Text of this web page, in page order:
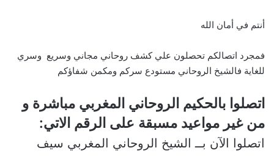
أنتم في أمان الله
فمجرد اتصالكم تحصلون علي كشف روحاني مجاني وسريع وسري
للغاية فالشيخ الروحاني مستودع سركم ومكمن شفاؤكم
اتصلوا بالحكيم الروحاني المغربي مباشرة و
من غير مواعيد مسبقة على الرقم الاتي:
اتصلوا الآن بــ الشيخ الروحاني المغربي سيف